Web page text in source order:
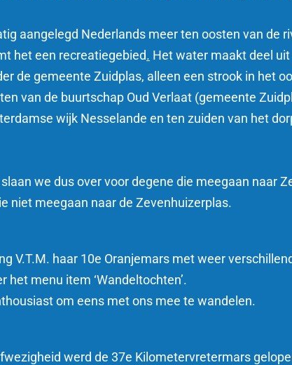
aangelegd Nederlands meer ten oosten van de
het een recreatiegebied. Het water maakt deel
de gemeente Zuidplas, alleen een strook in het
van de buurtschap Oud Verlaat (gemeente
wijk Nesselande en ten zuiden van het
we dus over voor degene die meegaan naar
niet meegaan naar de Zevenhuizerplas.
V.T.M. haar 10e Oranjemars met weer
menu item ‘Wandeltochten’.
om eens met ons mee te wandelen.
werd de 37e Kilometervretermars